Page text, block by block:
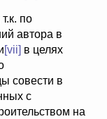
по
автора в
[vii] в целях
совести в
с
на